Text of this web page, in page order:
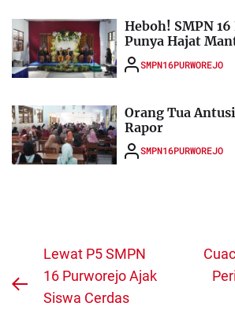
Heboh! SMPN
Punya Hajat
SMPN16PURWOREJO
Orang Tua
Rapor
SMPN16PURWOREJO
Navigasi
pos
Previous
Lewat P5 SMPN
16 Purworejo Ajak
Siswa Cerdas